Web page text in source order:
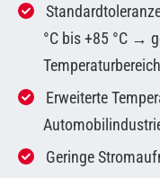
°C bis +85 °C →
Temperaturbereich
Erweiterte
Geringe